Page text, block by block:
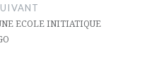
ECOLE INITIATIQUE